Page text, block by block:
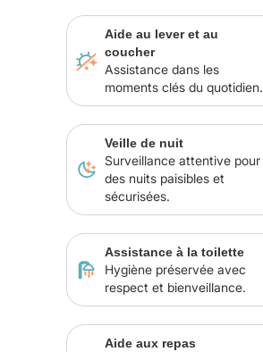
Aide au lever et au
coucher
Assistance dans les
moments clés du quotidien.
Veille de nuit
Surveillance attentive pour
des nuits paisibles et
sécurisées.
Assistance à la toilette
Hygiène préservée avec
respect et bienveillance.
Aide aux repas